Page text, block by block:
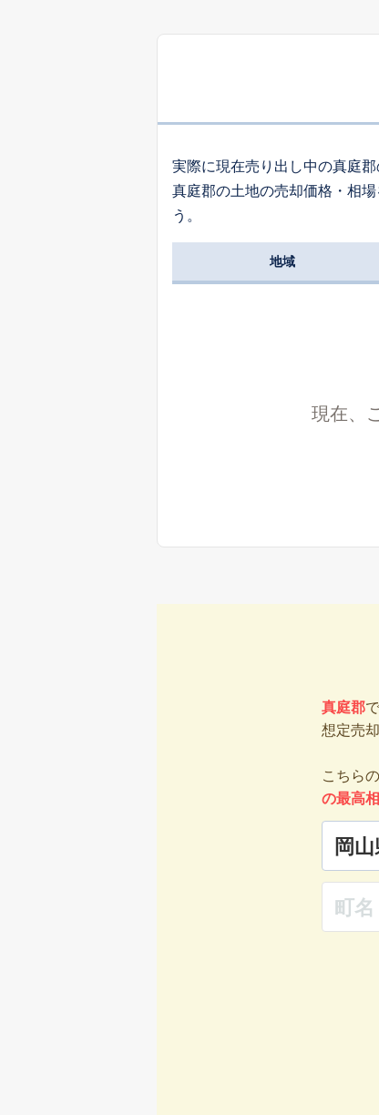
実際に現在売り出し中の真庭
真庭郡の土地の売却価格・相
う。
地域
現在、
真庭郡
想定売
こちら
の最高